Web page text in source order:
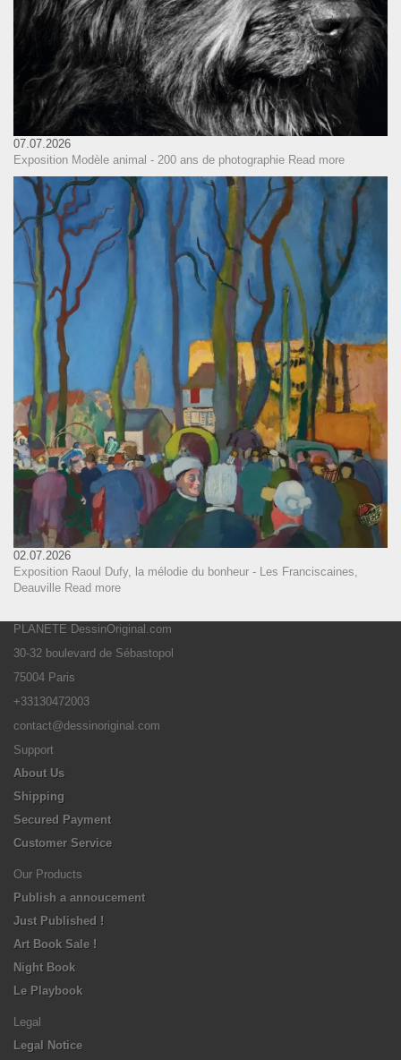
07.07.2026
Exposition Modèle animal - 200 ans de photographie Read more
02.07.2026
Exposition Raoul Dufy, la mélodie du bonheur - Les Franciscaines,
Deauville Read more
PLANETE DessinOriginal.com
30-32 boulevard de Sébastopol
75004 Paris
+33130472003
contact@dessinoriginal.com
Support
About Us
Shipping
Secured Payment
Customer Service
Our Products
Publish a annoucement
Just Published !
Art Book Sale !
Night Book
Le Playbook
Legal
Legal Notice